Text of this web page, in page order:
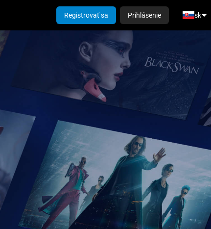
Registrovať sa Prihlásenie sk